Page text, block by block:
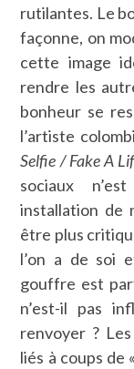
rutilantes. Le
façonne, on
cette image
rendre les
bonheur se
l’artiste
Selfie / Fake A
sociaux
installation de
être plus
l’on a de soi
gouffre est
n’est-il pas
renvoyer ?
liés à coups de